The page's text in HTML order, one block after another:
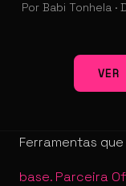
Por Babi Tonhela ·
VER
Ferramentas
base. Parceira